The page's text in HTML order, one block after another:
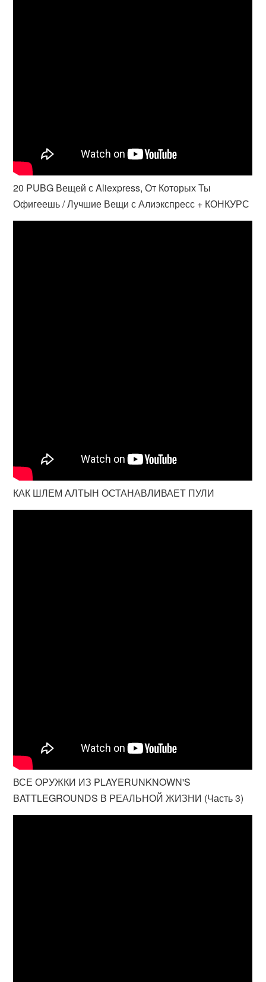
20 PUBG Вещей с Aliexpress, От Которых Ты
Офигеешь / Лучшие Вещи с Алиэкспресс + КОНКУРС
КАК ШЛЕМ АЛТЫН ОСТАНАВЛИВАЕТ ПУЛИ
ВСЕ ОРУЖКИ ИЗ PLAYERUNKNOWN'S
BATTLEGROUNDS В РЕАЛЬНОЙ ЖИЗНИ (Часть 3)